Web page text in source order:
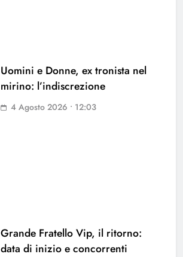
Uomini e Donne, ex tronista nel
mirino: l’indiscrezione
4 Agosto 2026 • 12:03
Grande Fratello Vip, il ritorno:
data di inizio e concorrenti